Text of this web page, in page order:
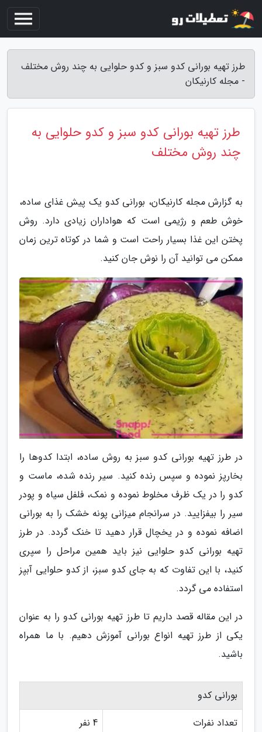
طرز تهیه بورانی کدو سبز و کدو حلوایی به چند روش مختلف
- مجله کارنیکان
طرز تهیه بورانی کدو سبز و کدو حلوایی به
چند روش مختلف
به گزارش مجله کارنیکان، بورانی کدو یک پیش غذای ساده،
خوش طعم و رژیمی است که هواداران زیادی دارد. روش
پختن این غذا بسیار راحت است و شما در کوتاه ترین زمان
ممکن می توانید آن را نوش جان کنید.
در طرز تهیه بورانی کدو سبز به روش ساده، ابتدا کدوها را
بخارپز نموده و سپس رنده کنید. سیر رنده شده، ماست و
کدو را در یک ظرف مخلوط نموده و نمک، فلفل سیاه و پودر
سیر را بیفزایید. در سرانجام میزانی پونه خشک را به بورانی
اضافه نموده و در یخچال قرار دهید تا خنک گردد. در طرز
تهیه بورانی کدو حلوایی نیز باید همین مراحل را سپری
کنید، با این تفاوت که به جای کدو سبز، از کدو حلوایی آبپز
استفاده می گردد.
در این مقاله قصد داریم تا طرز تهیه بورانی کدو را به عنوان
یکی از طرز تهیه انواع بورانی آموزش دهیم. با ما همراه
باشید.
بورانی کدو
تعداد نفرات
4 نفر